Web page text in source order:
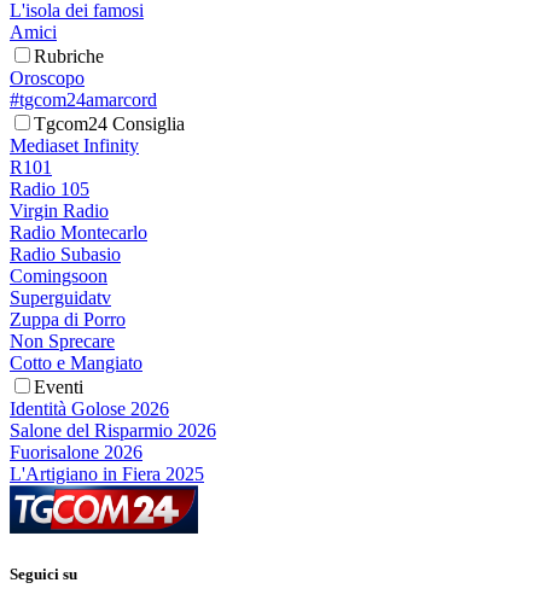
L'isola dei famosi
Amici
Rubriche
Oroscopo
#tgcom24amarcord
Tgcom24 Consiglia
Mediaset Infinity
R101
Radio 105
Virgin Radio
Radio Montecarlo
Radio Subasio
Comingsoon
Superguidatv
Zuppa di Porro
Non Sprecare
Cotto e Mangiato
Eventi
Identità Golose 2026
Salone del Risparmio 2026
Fuorisalone 2026
L'Artigiano in Fiera 2025
Seguici su